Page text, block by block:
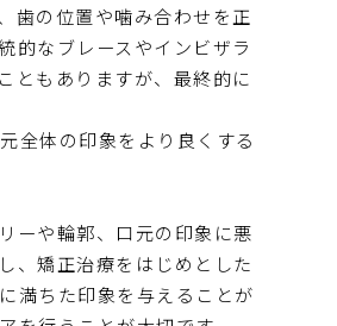
歯の位置や噛み合わせを正
的なブレースやインビザラ
ともありますが、最終的に
全体の印象をより良くする
ーや輪郭、口元の印象に悪
、矯正治療をはじめとした
満ちた印象を与えることが